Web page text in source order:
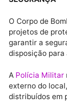
rodeios,
participaram
foram
12 mil, o
o quarto com
O pódio foi
quinto lugar
Amazonas.